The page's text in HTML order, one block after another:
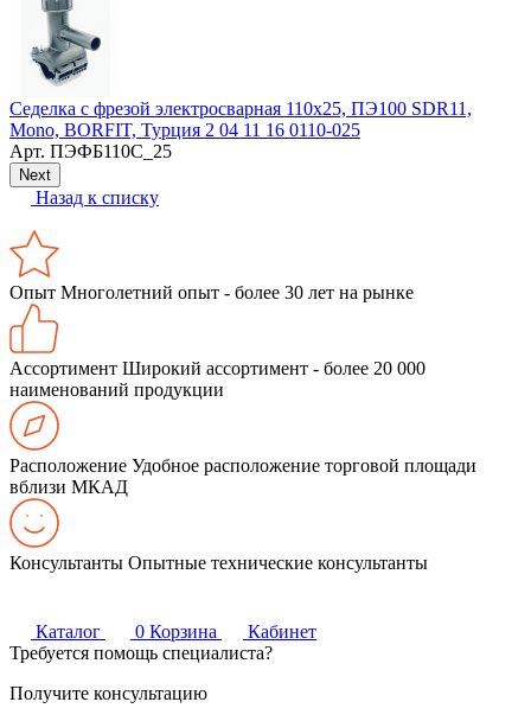
Седелка с фрезой электросварная 110х25, ПЭ100 SDR11,
Mono, BORFIT, Турция 2 04 11 16 0110-025
Арт. ПЭФБ110С_25
Next
Назад к списку
Опыт Многолетний опыт - более 30 лет на рынке
Ассортимент Широкий ассортимент - более 20 000
наименований продукции
Расположение Удобное расположение торговой площади
вблизи МКАД
Консультанты Опытные технические консультанты
Каталог 0 Корзина
Кабинет
Требуется помощь специалиста?
Получите консультацию